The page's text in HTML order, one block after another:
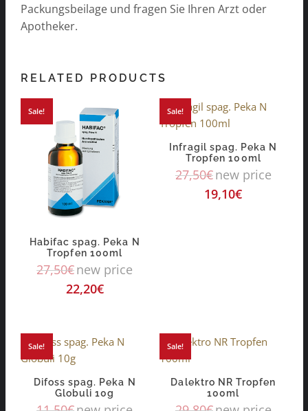
Packungsbeilage und fragen Sie Ihren Arzt oder
Apotheker.
RELATED PRODUCTS
Sale!
Habifac spag. Peka N
Tropfen 100ml
27,50€new price
22,20€
Sale!
Infragil spag. Peka N
Tropfen 100ml
27,50€new price
19,10€
Sale!
Difoss spag. Peka N
Globuli 10g
Sale!
Dalektro NR Tropfen
100ml